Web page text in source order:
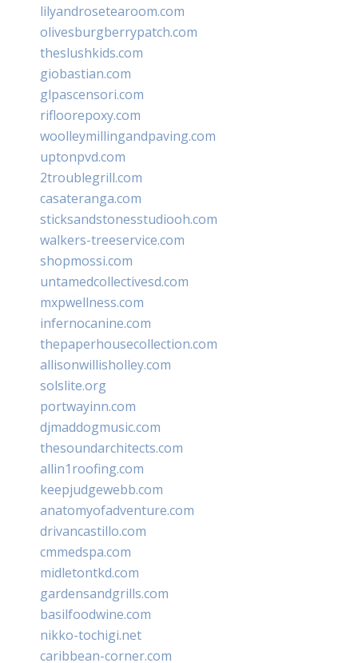
lilyandrosetearoom.com
olivesburgberrypatch.com
theslushkids.com
giobastian.com
glpascensori.com
rifloorepoxy.com
woolleymillingandpaving.com
uptonpvd.com
2troublegrill.com
casateranga.com
sticksandstonesstudiooh.com
walkers-treeservice.com
shopmossi.com
untamedcollectivesd.com
mxpwellness.com
infernocanine.com
thepaperhousecollection.com
allisonwillisholley.com
solslite.org
portwayinn.com
djmaddogmusic.com
thesoundarchitects.com
allin1roofing.com
keepjudgewebb.com
anatomyofadventure.com
drivancastillo.com
cmmedspa.com
midletontkd.com
gardensandgrills.com
basilfoodwine.com
nikko-tochigi.net
caribbean-corner.com